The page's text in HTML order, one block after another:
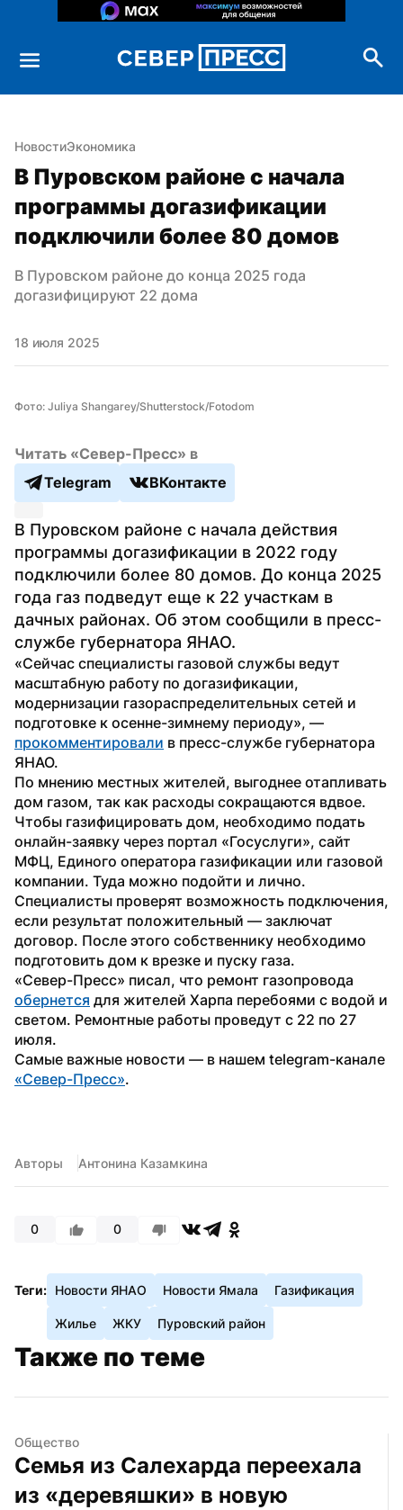
НовостиЭкономика
В Пуровском районе с начала
программы догазификации
подключили более 80 домов
В Пуровском районе до конца 2025 года
догазифицируют 22 дома
18 июля 2025
Фото: Juliya Shangarey/Shutterstock/Fotodom
Читать «Север-Пресс» в
Telegram
ВКонтакте
В Пуровском районе с начала действия
программы догазификации в 2022 году
подключили более 80 домов. До конца 2025
года газ подведут еще к 22 участкам в
дачных районах. Об этом сообщили в пресс-
службе губернатора ЯНАО.
«Сейчас специалисты газовой службы ведут
масштабную работу по догазификации,
модернизации газораспределительных сетей и
прокомментировали в пресс-службе губернатора
ЯНАО.
По мнению местных жителей, выгоднее отапливать
дом газом, так как расходы сокращаются вдвое.
Чтобы газифицировать дом, необходимо подать
онлайн-заявку через портал «Госуслуги», сайт
МФЦ, Единого оператора газификации или газовой
компании. Туда можно подойти и лично.
Специалисты проверят возможность подключения,
если результат положительный — заключат
договор. После этого собственнику необходимо
подготовить дом к врезке и пуску газа.
обернется для жителей Харпа перебоями с водой и
светом. Ремонтные работы проведут с 22 по 27
июля.
«Север-Пресс».
Авторы Антонина Казамкина
0 0
Теги: Новости ЯНАО Новости Ямала Газификация
Жилье ЖКУ Пуровский район
Также по теме
Общество
Семья из Салехарда переехала
из «деревяшки» в новую